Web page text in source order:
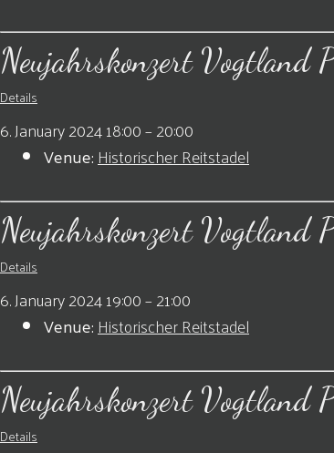
Neujahrskonzert Vogtland
Details
6. January 2024 18:00–20:00
Venue:Historischer Reitstadel
Neujahrskonzert Vogtland
Details
6. January 2024 19:00–21:00
Venue:Historischer Reitstadel
Neujahrskonzert Vogtland
Details